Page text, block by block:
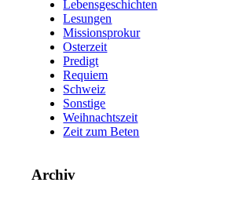
Lebensgeschichten
Lesungen
Missionsprokur
Osterzeit
Predigt
Requiem
Schweiz
Sonstige
Weihnachtszeit
Zeit zum Beten
Archiv